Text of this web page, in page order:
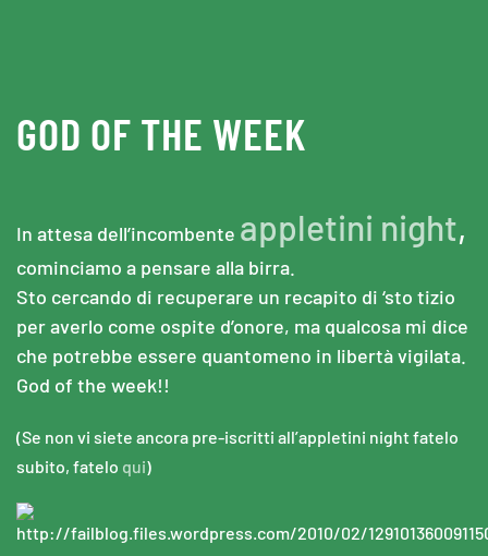
GOD OF THE WEEK
In attesa dell’incombente appletini night,
cominciamo a pensare alla birra.
Sto cercando di recuperare un recapito di ‘sto tizio
per averlo come ospite d’onore, ma qualcosa mi dice
che potrebbe essere quantomeno in libertà vigilata.
God of the week!!
(Se non vi siete ancora pre-iscritti all’appletini night fatelo
subito, fatelo qui)